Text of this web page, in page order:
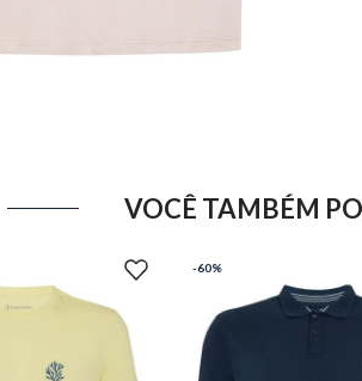
VOCÊ TAMBÉM
-60%